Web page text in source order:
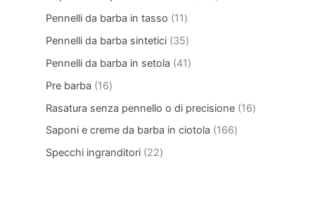
Pennelli da barba in tasso
11
Pennelli da barba sintetici 35
Pennelli da barba in setola
41
Pre barba
16
Rasatura senza pennello o di precisione 16
Saponi e creme da barba in ciotola
166
Specchi ingranditori 22